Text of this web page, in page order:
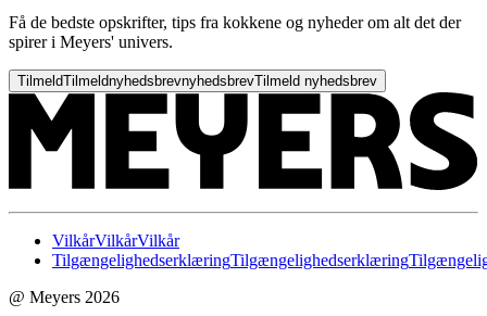
Få de bedste opskrifter, tips fra kokkene og nyheder om alt det der
spirer i Meyers' univers.
TilmeldTilmeldnyhedsbrevnyhedsbrevTilmeld nyhedsbrev
VilkårVilkårVilkår
TilgængelighedserklæringTilgængelighedserklæring
@ Meyers 2026